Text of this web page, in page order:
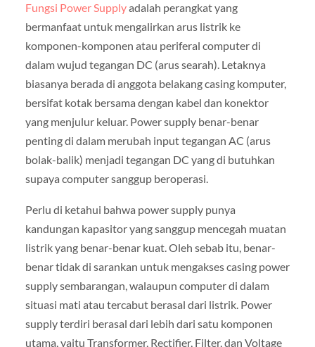
Fungsi Power Supplyadalah perangkat yang
bermanfaat untuk mengalirkan arus listrik ke
komponen-komponen atau periferal computer di
dalam wujud tegangan DC (arus searah). Letaknya
biasanya berada di anggota belakang casing komputer,
bersifat kotak bersama dengan kabel dan konektor
yang menjulur keluar. Power supply benar-benar
penting di dalam merubah input tegangan AC (arus
bolak-balik) menjadi tegangan DC yang di butuhkan
supaya computer sanggup beroperasi.
Perlu di ketahui bahwa power supply punya
kandungan kapasitor yang sanggup mencegah muatan
listrik yang benar-benar kuat. Oleh sebab itu, benar-
benar tidak di sarankan untuk mengakses casing power
supply sembarangan, walaupun computer di dalam
situasi mati atau tercabut berasal dari listrik. Power
supply terdiri berasal dari lebih dari satu komponen
utama, yaitu Transformer, Rectifier, Filter, dan Voltage